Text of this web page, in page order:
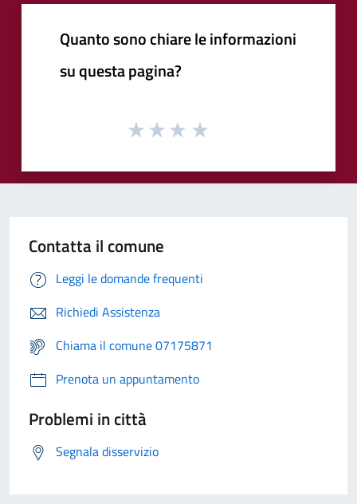
Quanto sono chiare le informazioni
su questa pagina?
Contatta il comune
Leggi le domande frequenti
Richiedi Assistenza
Chiama il comune 07175871
Prenota un appuntamento
Problemi in città
Segnala disservizio